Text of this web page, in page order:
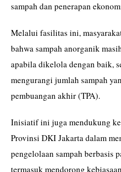
sampah dan penerapan
Melalui fasilitas ini,
bahwa sampah anorganik
apabila dikelola dengan baik,
mengurangi jumlah sampah
pembuangan akhir (TPA).
Inisiatif ini juga mendukung
Provinsi DKI Jakarta dalam
pengelolaan sampah berbasis
termasuk mendorong